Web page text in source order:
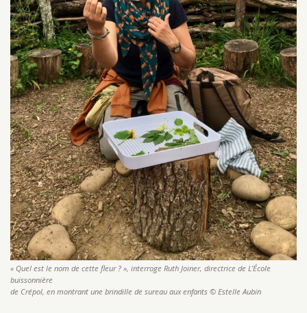
« Quel est le nom de cette fleur ? », interroge Ruth Joiner, directrice de L’École
buissonnière
de Crépol, en montrant une brindille de sureau aux enfants © Estelle Aubin